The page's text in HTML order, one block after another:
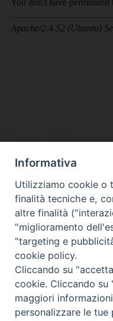
DIOCESI
Contatti:Tel.:
E-mail:
Orari: dal
Lunedì,
Informativa
Utilizziamo cookie o
finalità tecniche e,
altre finalità
"miglioramento
"targeting e
cookie policy.
Cliccando su
cookie. Cliccando su
maggiori
personalizzare le tue